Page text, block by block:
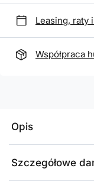
Leasing, raty
Współpraca
Opis
Szczegółowe